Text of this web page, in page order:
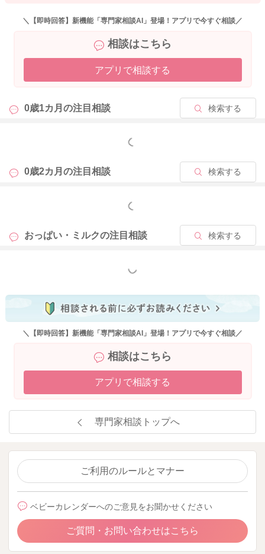
なったらと思いました。
よかったら参考になさってみてください。
どうぞよろしくお願いします。
2026/5/12 18:51
＼【即時回答】新機能「専門家相談AI」登場！アプリで今すぐ相談／
相談はこちら
アプリで相談する
0歳1カ月の注目相談 検索する
もっと見る
0歳2カ月の注目相談 検索する
もっと見る
おっぱい・ミルクの注目相談 検索する
もっと見る
＼【即時回答】新機能「専門家相談AI」登場！アプリで今すぐ相談／
相談はこちら
アプリで相談する
専門家相談トップへ
ご利用のルールとマナー
ベビーカレンダーへのご意見をお聞かせください
ご質問・お問い合わせはこちら